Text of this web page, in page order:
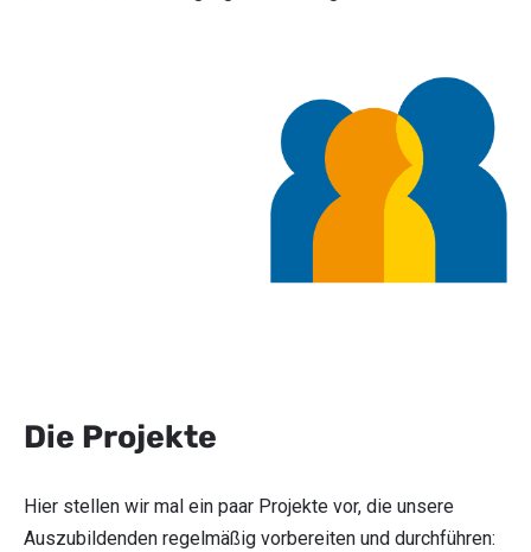
Die Projekte
Hier stellen wir mal ein paar Projekte vor, die unsere
Auszubildenden regelmäßig vorbereiten und durchführen: